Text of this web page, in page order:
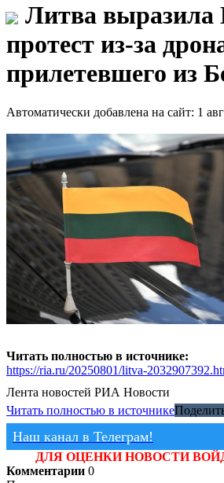
Литва
протест из-за
прилетевшего из
Автоматически добавлена на сайт: 1
Читать полностью в источнике:
https://ria.ru/20250801/litva-
Лента новостей РИА Новости
Читать полностью в источнике
Наш канал в Телеграм!
ДЛЯ ОЦЕНКИ НОВОСТИ
Комментарии 0